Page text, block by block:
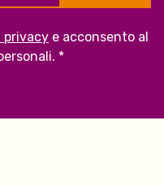
privacy e acconsento al
*